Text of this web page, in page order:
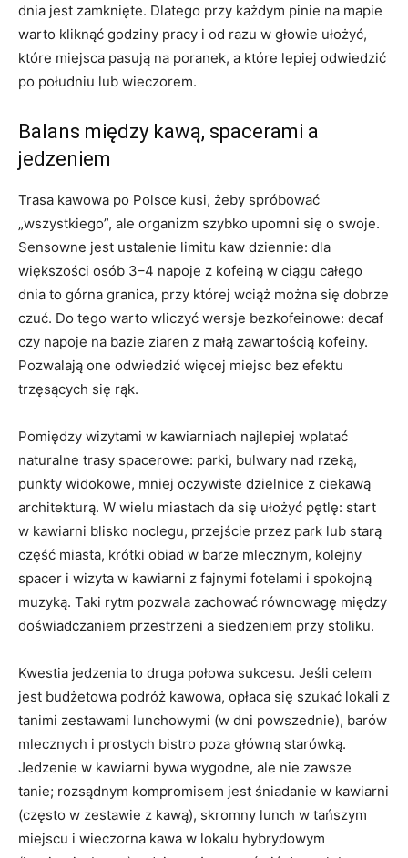
dnia jest zamknięte. Dlatego przy każdym pinie na mapie
warto kliknąć godziny pracy i od razu w głowie ułożyć,
które miejsca pasują na poranek, a które lepiej odwiedzić
po południu lub wieczorem.
Balans między kawą, spacerami a
jedzeniem
Trasa kawowa po Polsce kusi, żeby spróbować
„wszystkiego”, ale organizm szybko upomni się o swoje.
Sensowne jest ustalenie limitu kaw dziennie: dla
większości osób 3–4 napoje z kofeiną w ciągu całego
dnia to górna granica, przy której wciąż można się dobrze
czuć. Do tego warto wliczyć wersje bezkofeinowe: decaf
czy napoje na bazie ziaren z małą zawartością kofeiny.
Pozwalają one odwiedzić więcej miejsc bez efektu
trzęsących się rąk.
Pomiędzy wizytami w kawiarniach najlepiej wplatać
naturalne trasy spacerowe: parki, bulwary nad rzeką,
punkty widokowe, mniej oczywiste dzielnice z ciekawą
architekturą. W wielu miastach da się ułożyć pętlę: start
w kawiarni blisko noclegu, przejście przez park lub starą
część miasta, krótki obiad w barze mlecznym, kolejny
spacer i wizyta w kawiarni z fajnymi fotelami i spokojną
muzyką. Taki rytm pozwala zachować równowagę między
doświadczaniem przestrzeni a siedzeniem przy stoliku.
Kwestia jedzenia to druga połowa sukcesu. Jeśli celem
jest budżetowa podróż kawowa, opłaca się szukać lokali z
tanimi zestawami lunchowymi (w dni powszednie), barów
mlecznych i prostych bistro poza główną starówką.
Jedzenie w kawiarni bywa wygodne, ale nie zawsze
tanie; rozsądnym kompromisem jest śniadanie w kawiarni
(często w zestawie z kawą), skromny lunch w tańszym
miejscu i wieczorna kawa w lokalu hybrydowym